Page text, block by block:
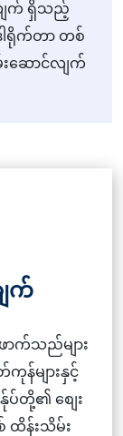
လျက် ရှိသည့်
ဒါရိုက်တာ တစ်
းဆောင်လျက်
က်
က်သည်များ
န်များနှင့်
န်ုပ်တို့၏ စျေး
ထိန်းသိမ်း